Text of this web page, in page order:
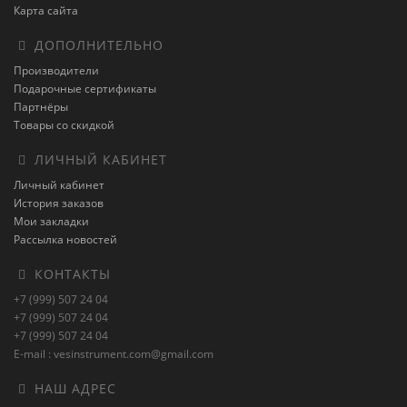
Карта сайта
ДОПОЛНИТЕЛЬНО
Производители
Подарочные сертификаты
Партнёры
Товары со скидкой
ЛИЧНЫЙ КАБИНЕТ
Личный кабинет
История заказов
Мои закладки
Рассылка новостей
КОНТАКТЫ
+7 (999) 507 24 04
+7 (999) 507 24 04
+7 (999) 507 24 04
E-mail : vesinstrument.com@gmail.com
НАШ АДРЕС